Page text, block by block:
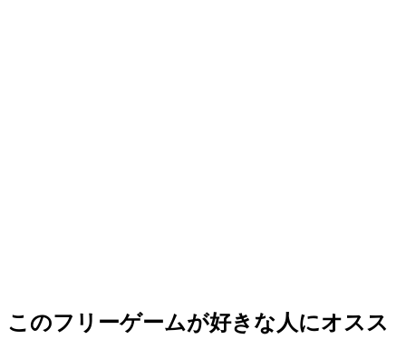
このフリーゲームが好きな人にオスス